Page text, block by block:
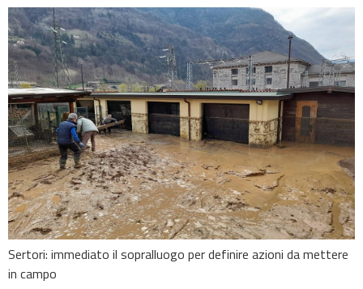
Sertori: immediato il sopralluogo per definire azioni da mettere
in campo